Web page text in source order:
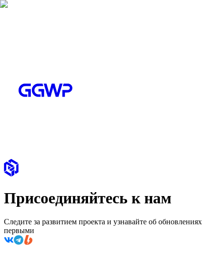
Присоединяйтесь к нам
Следите за развитием проекта и узнавайте об обновлениях
первыми